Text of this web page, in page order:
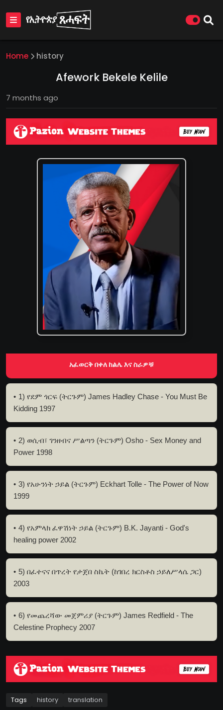
Home history
Afework Bekele Kelile
7 months ago
አፈወርቅ በቀለ ከልሌ እና ስራዎቹ
1) የደም ጎርፍ (ትርጉም) James Hadley Chase - You Must Be
Kidding 1997
2) ወሲብ፣ ገንዘብና ሥልጣን (ትርጉም) Osho - Sex Money and
Power 1998
3) የአሁንነት ኃይል (ትርጉም) Eckhart Tolle - The Power of Now
1999
4) የአምላክ ፈዋሽነት ኃይል (ትርጉም) B.K. Jayanti - God's
healing power 2002
5) በፈተናና በጥረት የታጀበ ስኬት (ከገበረ ክርስቶስ ኃይለሥላሴ ጋር)
2003
6) የመጨረሻው መጀምሪያ (ትርጉም) James Redfield - The
Celestine Prophecy 2007
Tags history translation